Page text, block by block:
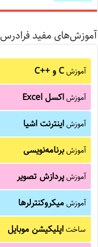
آموزش‌های مفید فرادرس
آموزشC و C++‎
آموزشاکسل Excel
آموزشاینترنت اشیا
آموزشبرنامه‌نویسی
آموزشپردازش تصویر
آموزشمیکروکنترلرها
ساختاپلیکیشن موبایل